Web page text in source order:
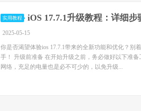
实用教程 iOS 17.7.1升级教程：详细
2025-05-15
你是否渴望体验ios 17.7.1带来的全新功能和优化？别
手！ 升级前准备 在开始升级之前，务必做好以下准
网络，充足的电量也是必不可少的，以免升级...